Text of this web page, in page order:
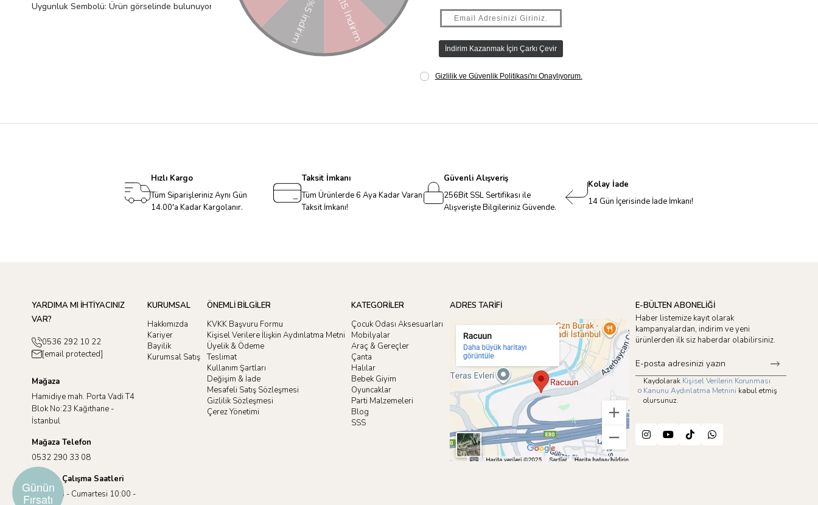
Uygunluk Sembolü: Ürün görselinde bulunuyor.
Hızlı Kargo
Tüm Siparişleriniz Aynı Gün
14.00'a Kadar Kargolanır.
Taksit İmkanı
Tüm Ürünlerde 6 Aya Kadar Varan
Taksit İmkanı!
Güvenli Alışveriş
256Bit SSL Sertifikası ile
Alışverişte Bilgileriniz Güvende.
Kolay İade
14 Gün İçerisinde İade İmkanı!
YARDIMA MI İHTİYACINIZ
VAR?
0536 292 10 22
[email protected]
Mağaza
Hamidiye mah. Porta Vadi T4
Blok No:23 Kağıthane -
İstanbul
Mağaza Telefon
0532 290 33 08
Mağaza Çalışma Saatleri
Pazartesi - Cumartesi 10:00 -
KURUMSAL
Hakkımızda
Kariyer
Bayilik
Kurumsal Satış
ÖNEMLİ BİLGİLER
KVKK Başvuru Formu
Kişisel Verilere İlişkin Aydınlatma Metni
Üyelik & Ödeme
Teslimat
Kullanım Şartları
Değişim & İade
Mesafeli Satış Sözleşmesi
Gizlilik Sözleşmesi
Çerez Yönetimi
KATEGORİLER
Çocuk Odası Aksesuarları
Mobilyalar
Araç & Gereçler
Çanta
Halılar
Bebek Giyim
Oyuncaklar
Parti Malzemeleri
Blog
SSS
ADRES TARİFİ
E-BÜLTEN ABONELİĞİ
Haber listemize kayıt olarak
kampanyalardan, indirim ve yeni
ürünlerden ilk siz haberdar olabilirsiniz.
Kaydolarak Kişisel Verilerin Korunması
Kanunu Aydınlatma Metnini kabul etmiş
olursunuz.
Günün
Fırsatı